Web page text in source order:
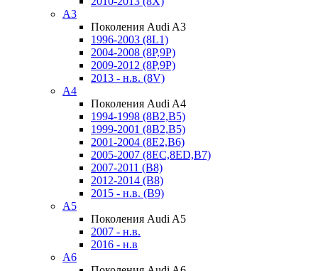
A3
Поколения Audi A3
1996-2003 (8L1)
2004-2008 (8P,9P)
2009-2012 (8P,9P)
2013 - н.в. (8V)
A4
Поколения Audi A4
1994-1998 (8B2,B5)
1999-2001 (8B2,B5)
2001-2004 (8E2,B6)
2005-2007 (8EC,8ED,B7)
2007-2011 (B8)
2012-2014 (B8)
2015 - н.в. (B9)
A5
Поколения Audi A5
2007 - н.в.
2016 - н.в
A6